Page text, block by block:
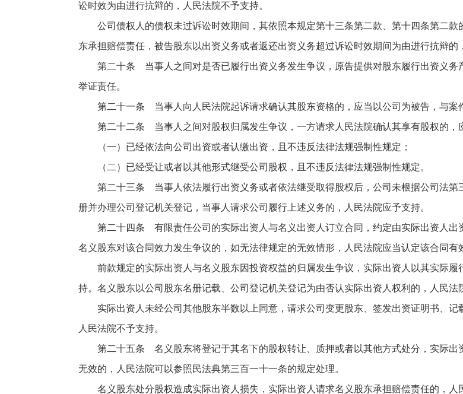
讼时效为由进行抗辩的，人民法院不予支持。
公司债权人的债权未过诉讼时效期间，其依照本规定第十三条第二款、第十四条第二款
东承担赔偿责任，被告股东以出资义务或者返还出资义务超过诉讼时效期间为由进行抗辩的
第二十条 当事人之间对是否已履行出资义务发生争议，原告提供对股东履行出资义务
举证责任。
第二十一条 当事人向人民法院起诉请求确认其股东资格的，应当以公司为被告，与案
第二十二条 当事人之间对股权归属发生争议，一方请求人民法院确认其享有股权的，
（一）已经依法向公司出资或者认缴出资，且不违反法律法规强制性规定；
（二）已经受让或者以其他形式继受公司股权，且不违反法律法规强制性规定。
第二十三条 当事人依法履行出资义务或者依法继受取得股权后，公司未根据公司法第
册并办理公司登记机关登记，当事人请求公司履行上述义务的，人民法院应予支持。
第二十四条 有限责任公司的实际出资人与名义出资人订立合同，约定由实际出资人出
名义股东对该合同效力发生争议的，如无法律规定的无效情形，人民法院应当认定该合同有
前款规定的实际出资人与名义股东因投资权益的归属发生争议，实际出资人以其实际履
持。名义股东以公司股东名册记载、公司登记机关登记为由否认实际出资人权利的，人民法
实际出资人未经公司其他股东半数以上同意，请求公司变更股东、签发出资证明书、记
人民法院不予支持。
第二十五条 名义股东将登记于其名下的股权转让、质押或者以其他方式处分，实际出
无效的，人民法院可以参照民法典第三百一十一条的规定处理。
名义股东处分股权造成实际出资人损失，实际出资人请求名义股东承担赔偿责任的，人